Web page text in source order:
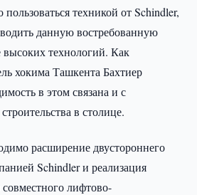
пользоваться техникой от Schindler,
данную востребованную
технологий. Как
хокима Ташкента Бахтиер
в этом связана и с
в столице.
расширение двустороннего
Schindler и реализация
лифтово-